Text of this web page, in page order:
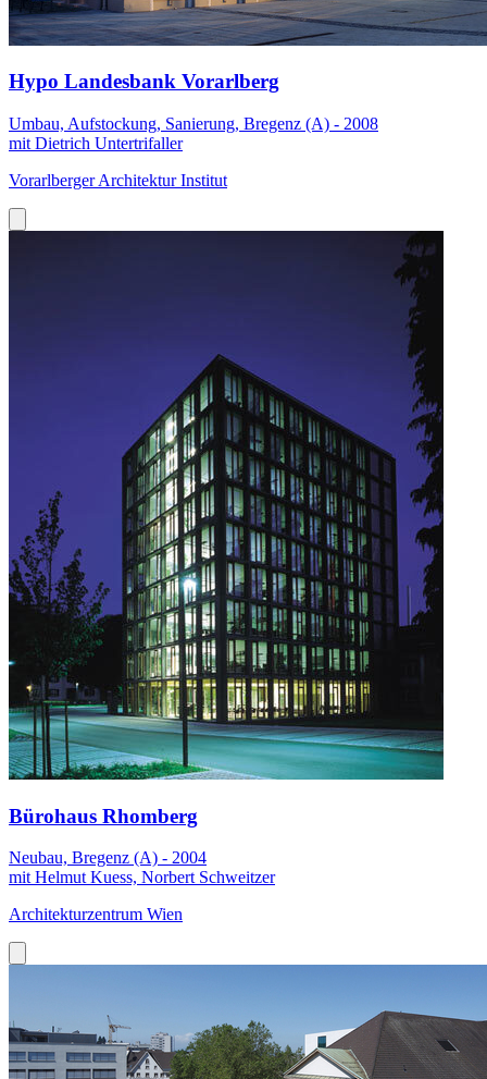
Hypo Landesbank Vorarlberg
Umbau, Aufstockung, Sanierung, Bregenz (A) - 2008
mit Dietrich Untertrifaller
Vorarlberger Architektur Institut
Bürohaus Rhomberg
Neubau, Bregenz (A) - 2004
mit Helmut Kuess, Norbert Schweitzer
Architekturzentrum Wien